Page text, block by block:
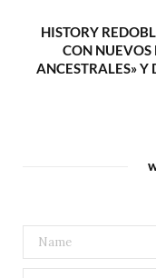
HISTORY
CON NUEVOS
ANCESTRALES»